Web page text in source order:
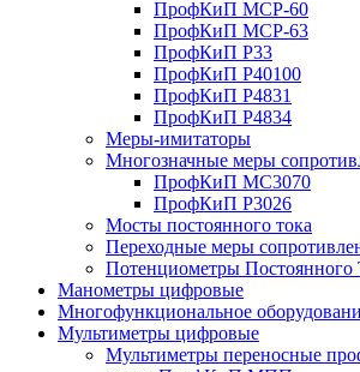
ПрофКиП МСР-60
ПрофКиП МСР-63
ПрофКиП Р33
ПрофКиП Р40100
ПрофКиП Р4831
ПрофКиП Р4834
Меры-имитаторы
Многозначные меры
ПрофКиП МС3070
ПрофКиП Р3026
Мосты постоянного тока
Переходные меры
Потенциометры Постоянного
Манометры цифровые
Многофункциональное
Мультиметры цифровые
Мультиметры переносные